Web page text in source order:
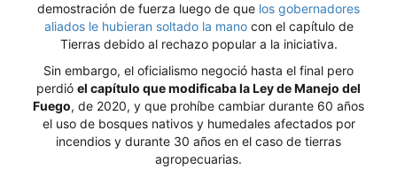
demostración de fuerza luego de que los gobernadores
aliados le hubieran soltado la manocon el capítulo de
Tierras debido al rechazo popular a la iniciativa.
Sin embargo, el oficialismo negoció hasta el final pero
perdió el capítulo que modificaba la Ley de Manejo del
Fuego, de 2020, y que prohíbe cambiar durante 60 años
el uso de bosques nativos y humedales afectados por
incendios y durante 30 años en el caso de tierras
agropecuarias.